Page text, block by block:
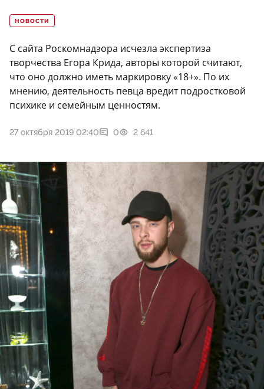
НОВОСТИ
С сайта Роскомнадзора исчезла экспертиза
творчества Егора Крида, авторы которой считают,
что оно должно иметь маркировку «18+». По их
мнению, деятельность певца вредит подростковой
психике и семейным ценностям.
27 октября 2019 02:40 0 2 641